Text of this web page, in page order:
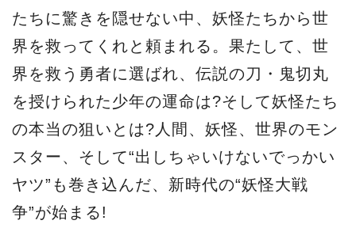
たちに驚きを隠せない中、妖怪たちから世
界を救ってくれと頼まれる。果たして、世
界を救う勇者に選ばれ、伝説の刀・鬼切丸
を授けられた少年の運命は?そして妖怪たち
の本当の狙いとは?人間、妖怪、世界のモン
スター、そして“出しちゃいけないでっかい
ヤツ”も巻き込んだ、新時代の“妖怪大戦
争”が始まる!